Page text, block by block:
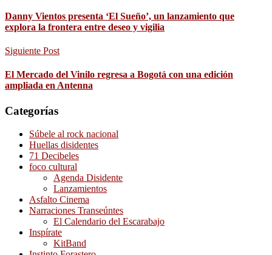
Danny Vientos presenta ‘El Sueño’, un lanzamiento que
explora la frontera entre deseo y vigilia
Siguiente Post
El Mercado del Vinilo regresa a Bogotá con una edición
ampliada en Antenna
Categorías
Súbele al rock nacional
Huellas disidentes
71 Decibeles
foco cultural
Agenda Disidente
Lanzamientos
Asfalto Cinema
Narraciones Transeúntes
El Calendario del Escarabajo
Inspírate
KitBand